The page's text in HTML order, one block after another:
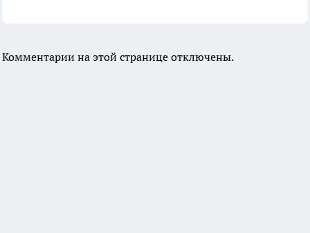
Комментарии на этой странице отключены.